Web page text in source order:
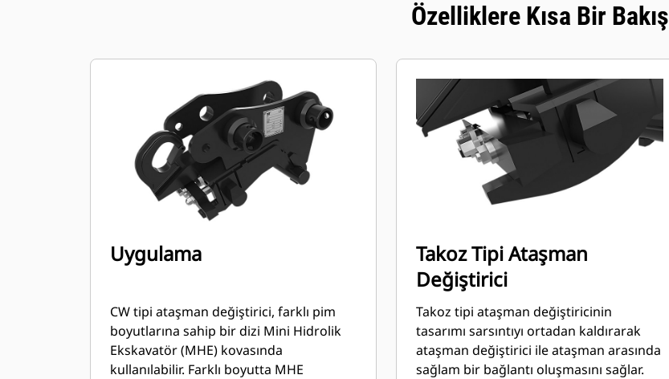
Özelliklere Kısa Bir Bakış
Uygulama
CW tipi ataşman değiştirici, farklı pim
boyutlarına sahip bir dizi Mini Hidrolik
Ekskavatör (MHE) kovasında
kullanılabilir. Farklı boyutta MHE
Takoz Tipi Ataşman
Değiştirici
Takoz tipi ataşman değiştiricinin
tasarımı sarsıntıyı ortadan kaldırarak
ataşman değiştirici ile ataşman arasında
sağlam bir bağlantı oluşmasını sağlar.